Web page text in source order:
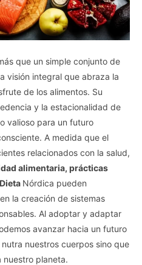
que un simple conjunto de
visión integral que abraza la
de los alimentos. Su
y la estacionalidad de
valioso para un futuro
A medida que el
relacionados con la salud,
alimentaria, prácticas
Nórdica pueden
la creación de sistemas
Al adoptar y adaptar
avanzar hacia un futuro
nuestros cuerpos sino que
planeta.